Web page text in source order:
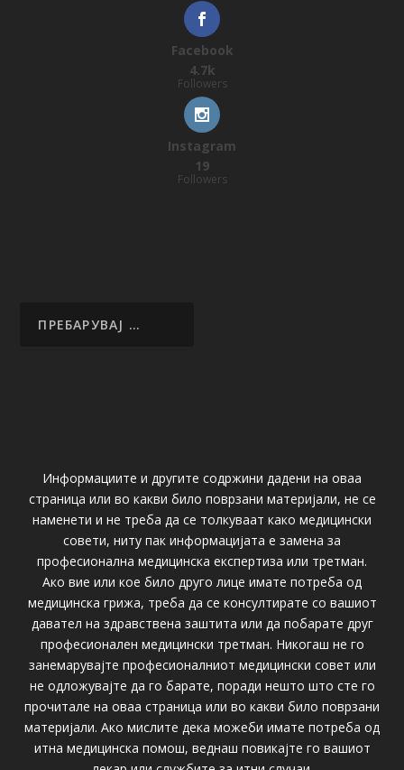
Facebook
4.7k
Followers
Instagram
19
Followers
Информациите и другите содржини дадени на оваа
страница или во какви било поврзани материјали, не се
наменети и не треба да се толкуваат како медицински
совети, ниту пак информацијата е замена за
професионална медицинска експертиза или третман.
Ако вие или кое било друго лице имате потреба од
медицинска грижа, треба да се консултирате со вашиот
давател на здравствена заштита или да побарате друг
професионален медицински третман. Никогаш не го
занемарувајте професионалниот медицински совет или
не одложувајте да го барате, поради нешто што сте го
прочитале на оваа страница или во какви било поврзани
материјали. Ако мислите дека можеби имате потреба од
итна медицинска помош, веднаш повикајте го вашиот